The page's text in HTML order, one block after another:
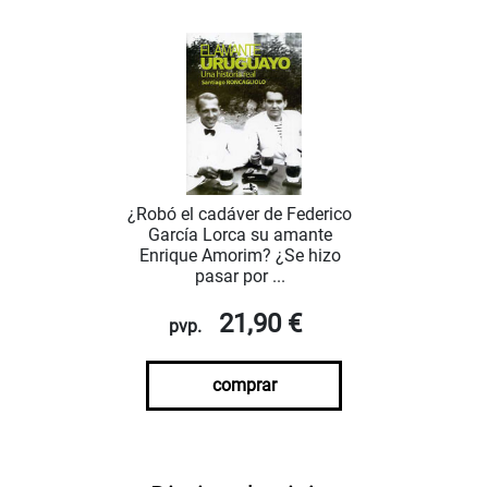
¿Robó el cadáver de Federico
García Lorca su amante
Enrique Amorim? ¿Se hizo
pasar por ...
pvp. 21,90 €
comprar